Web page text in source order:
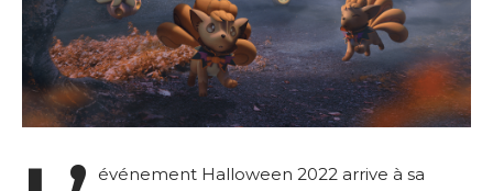
événement Halloween 2022 arrive à sa